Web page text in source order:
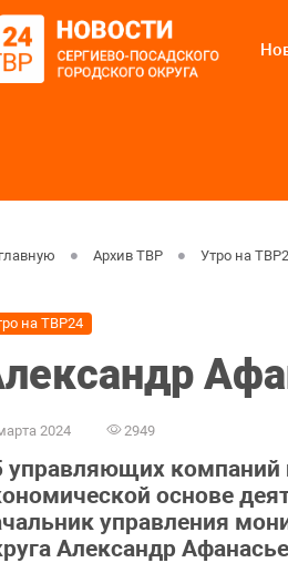
Архив ТВР Утро на
на ТВР24
2024 2949
управляющих компаний
основе
управления
Александр